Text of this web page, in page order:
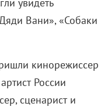
Вани», «Собаки
кинорежиссер
России
сценарист и